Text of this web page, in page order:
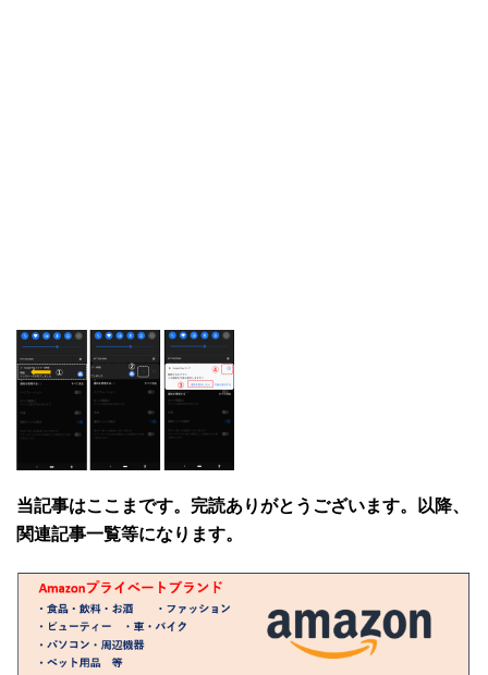
当記事はここまです。完読ありがとうございます。以降、
関連記事一覧等になります。